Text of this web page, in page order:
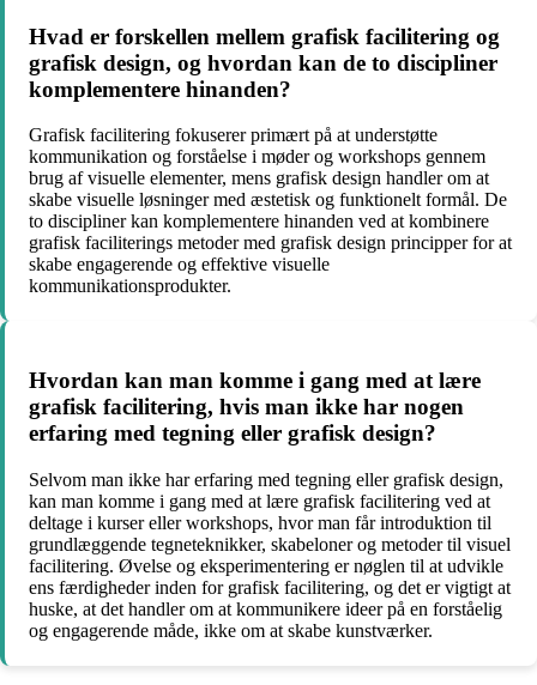
Hvad er forskellen mellem grafisk facilitering og
grafisk design, og hvordan kan de to discipliner
komplementere hinanden?
Grafisk facilitering fokuserer primært på at understøtte
kommunikation og forståelse i møder og workshops gennem
brug af visuelle elementer, mens grafisk design handler om at
skabe visuelle løsninger med æstetisk og funktionelt formål. De
to discipliner kan komplementere hinanden ved at kombinere
grafisk faciliterings metoder med grafisk design principper for at
skabe engagerende og effektive visuelle
kommunikationsprodukter.
Hvordan kan man komme i gang med at lære
grafisk facilitering, hvis man ikke har nogen
erfaring med tegning eller grafisk design?
Selvom man ikke har erfaring med tegning eller grafisk design,
kan man komme i gang med at lære grafisk facilitering ved at
deltage i kurser eller workshops, hvor man får introduktion til
grundlæggende tegneteknikker, skabeloner og metoder til visuel
facilitering. Øvelse og eksperimentering er nøglen til at udvikle
ens færdigheder inden for grafisk facilitering, og det er vigtigt at
huske, at det handler om at kommunikere ideer på en forståelig
og engagerende måde, ikke om at skabe kunstværker.